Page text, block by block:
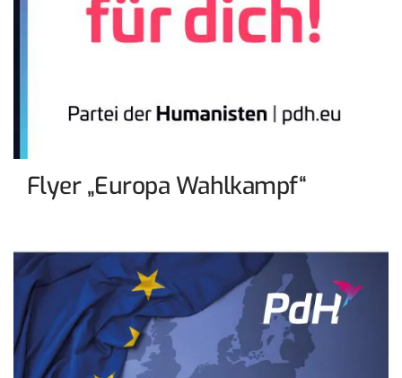
Flyer „Europa Wahlkampf“